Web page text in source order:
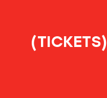
(TICKETS)